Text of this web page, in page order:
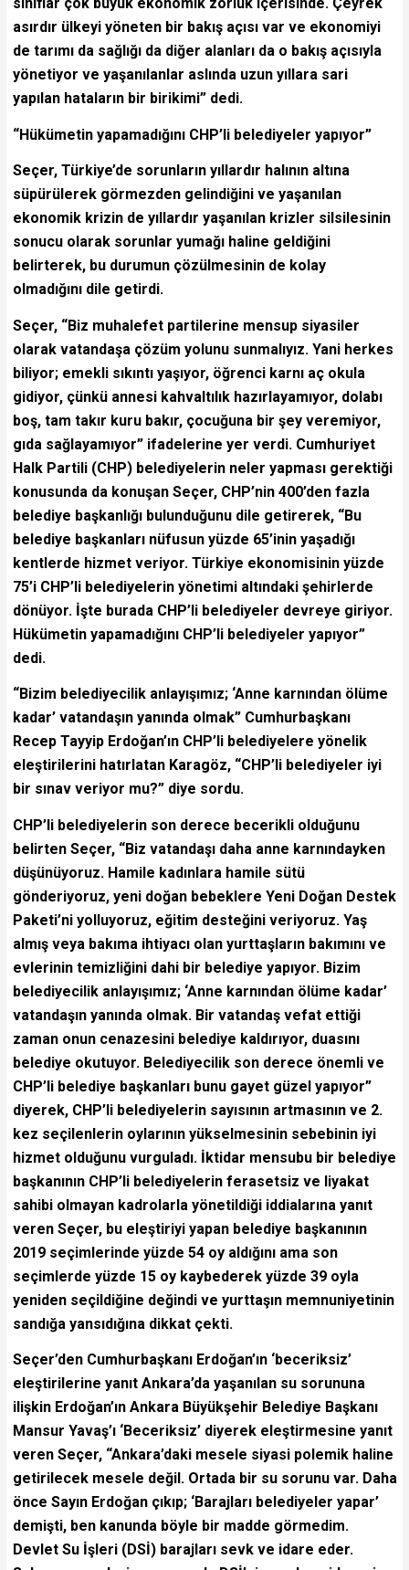
sınıflar çok büyük ekonomik zorluk içerisinde. Çeyrek
asırdır ülkeyi yöneten bir bakış açısı var ve ekonomiyi
de tarımı da sağlığı da diğer alanları da o bakış açısıyla
yönetiyor ve yaşanılanlar aslında uzun yıllara sari
yapılan hataların bir birikimi” dedi.
“Hükümetin yapamadığını CHP’li belediyeler yapıyor”
Seçer, Türkiye’de sorunların yıllardır halının altına
süpürülerek görmezden gelindiğini ve yaşanılan
ekonomik krizin de yıllardır yaşanılan krizler silsilesinin
sonucu olarak sorunlar yumağı haline geldiğini
belirterek, bu durumun çözülmesinin de kolay
olmadığını dile getirdi.
Seçer, “Biz muhalefet partilerine mensup siyasiler
olarak vatandaşa çözüm yolunu sunmalıyız. Yani herkes
biliyor; emekli sıkıntı yaşıyor, öğrenci karnı aç okula
gidiyor, çünkü annesi kahvaltılık hazırlayamıyor, dolabı
boş, tam takır kuru bakır, çocuğuna bir şey veremiyor,
gıda sağlayamıyor” ifadelerine yer verdi. Cumhuriyet
Halk Partili (CHP) belediyelerin neler yapması gerektiği
konusunda da konuşan Seçer, CHP’nin 400’den fazla
belediye başkanlığı bulunduğunu dile getirerek, “Bu
belediye başkanları nüfusun yüzde 65’inin yaşadığı
kentlerde hizmet veriyor. Türkiye ekonomisinin yüzde
75’i CHP’li belediyelerin yönetimi altındaki şehirlerde
dönüyor. İşte burada CHP’li belediyeler devreye giriyor.
Hükümetin yapamadığını CHP’li belediyeler yapıyor”
dedi.
“Bizim belediyecilik anlayışımız; ‘Anne karnından ölüme
kadar’ vatandaşın yanında olmak” Cumhurbaşkanı
Recep Tayyip Erdoğan’ın CHP’li belediyelere yönelik
eleştirilerini hatırlatan Karagöz, “CHP’li belediyeler iyi
bir sınav veriyor mu?” diye sordu.
CHP’li belediyelerin son derece becerikli olduğunu
belirten Seçer, “Biz vatandaşı daha anne karnındayken
düşünüyoruz. Hamile kadınlara hamile sütü
gönderiyoruz, yeni doğan bebeklere Yeni Doğan Destek
Paketi’ni yolluyoruz, eğitim desteğini veriyoruz. Yaş
almış veya bakıma ihtiyacı olan yurttaşların bakımını ve
evlerinin temizliğini dahi bir belediye yapıyor. Bizim
belediyecilik anlayışımız; ‘Anne karnından ölüme kadar’
vatandaşın yanında olmak. Bir vatandaş vefat ettiği
zaman onun cenazesini belediye kaldırıyor, duasını
belediye okutuyor. Belediyecilik son derece önemli ve
CHP’li belediye başkanları bunu gayet güzel yapıyor”
diyerek, CHP’li belediyelerin sayısının artmasının ve 2.
kez seçilenlerin oylarının yükselmesinin sebebinin iyi
hizmet olduğunu vurguladı. İktidar mensubu bir belediye
başkanının CHP’li belediyelerin ferasetsiz ve liyakat
sahibi olmayan kadrolarla yönetildiği iddialarına yanıt
veren Seçer, bu eleştiriyi yapan belediye başkanının
2019 seçimlerinde yüzde 54 oy aldığını ama son
seçimlerde yüzde 15 oy kaybederek yüzde 39 oyla
yeniden seçildiğine değindi ve yurttaşın memnuniyetinin
sandığa yansıdığına dikkat çekti.
Seçer’den Cumhurbaşkanı Erdoğan’ın ‘beceriksiz’
eleştirilerine yanıt Ankara’da yaşanılan su sorununa
ilişkin Erdoğan’ın Ankara Büyükşehir Belediye Başkanı
Mansur Yavaş’ı ‘Beceriksiz’ diyerek eleştirmesine yanıt
veren Seçer, “Ankara’daki mesele siyasi polemik haline
getirilecek mesele değil. Ortada bir su sorunu var. Daha
önce Sayın Erdoğan çıkıp; ‘Barajları belediyeler yapar’
demişti, ben kanunda böyle bir madde görmedim.
Devlet Su İşleri (DSİ) barajları sevk ve idare eder.